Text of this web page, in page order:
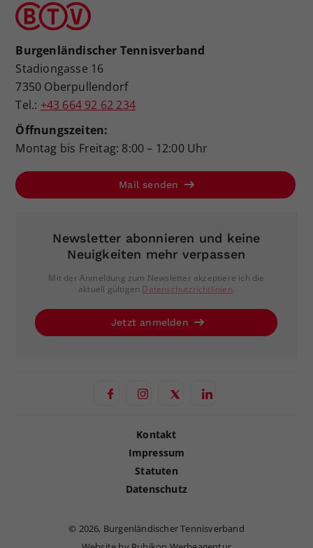
Burgenländischer Tennisverband
Stadiongasse 16
7350 Oberpullendorf
Tel.: +43 664 92 62 234
Öffnungszeiten:
Montag bis Freitag: 8:00 – 12:00 Uhr
Mail senden
Newsletter abonnieren und keine
Neuigkeiten mehr verpassen
Mit der Anmeldung zum Newsletter akzeptiere ich die
aktuell gültigen Datenschutzrichtlinien.
Jetzt anmelden
Kontakt
Impressum
Statuten
Datenschutz
© 2026, Burgenländischer Tennisverband